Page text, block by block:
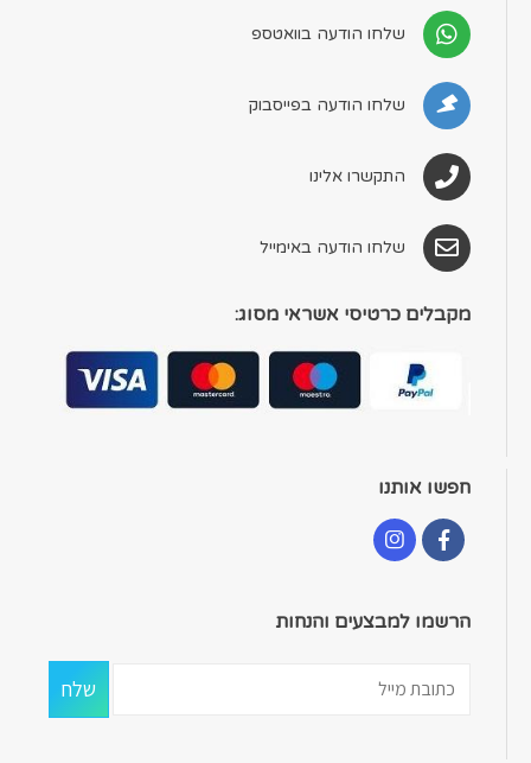
שלחו הודעה בוואטספ
שלחו הודעה בפייסבוק
התקשרו אלינו
שלחו הודעה באימייל
מקבלים כרטיסי אשראי מסוג:
חפשו אותנו
הרשמו למבצעים והנחות